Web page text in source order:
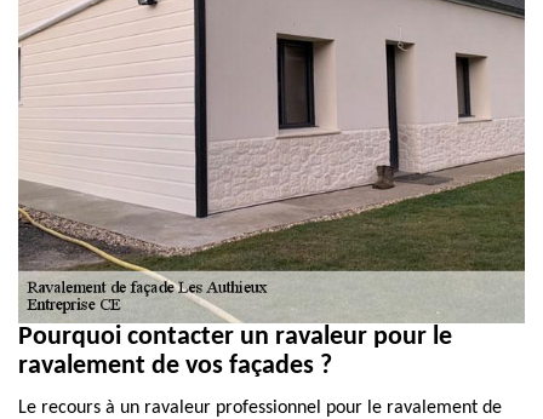
Pourquoi contacter un ravaleur pour le
ravalement de vos façades ?
Le recours à un ravaleur professionnel pour le ravalement de